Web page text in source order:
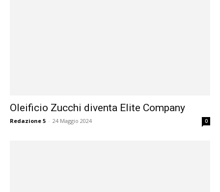
Oleificio Zucchi diventa Elite Company
Redazione 5 - 24 Maggio 2024 0